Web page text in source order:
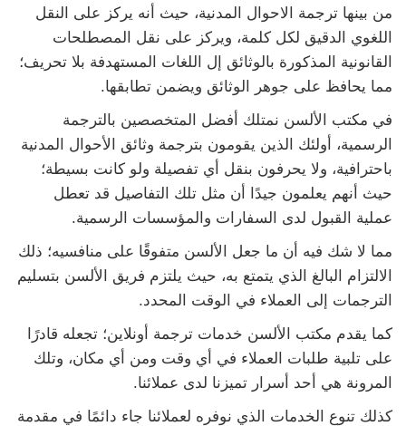
من بينها ترجمة الاحوال المدنية، حيث أنه يركز على النقل
اللغوي الدقيق لكل كلمة، ويركز على نقل المصطلحات
القانونية المذكورة بالوثائق إل اللغات المستهدفة بلا تحريف؛
مما يحافظ على جوهر الوثائق ويضمن تطابقها.
في مكتب الألسن نمتلك أفضل المتخصصين بالترجمة
الرسمية، أولئك الذين يقومون بترجمة وثائق الأحوال المدنية
باحترافية، ولا يحرفون بنقل أي تفصيلة ولو كانت بسيطة؛
حيث أنهم يعلمون جيدًا أن مثل تلك التفاصيل قد تعطل
عملية القبول لدى السفارات والمؤسسات الرسمية.
مما لا شك فيه أن ما جعل الألسن متفوقًا على منافسيه؛ ذلك
الالتزام البالغ الذي يتمتع به، حيث يلتزم فريق الألسن بتسليم
الترجمات إلى العملاء في الوقت المحدد.
كما يقدم مكتب الألسن خدمات ترجمة أونلاين؛ تجعله قادرًا
على تلبية طلبات العملاء في أي وقت ومن أي مكان، وتلك
المرونة هي أحد أسرار تميزنا لدى عملائنا.
كذلك تنوع الخدمات الذي نوفره لعملائنا جاء دائمًا في مقدمة